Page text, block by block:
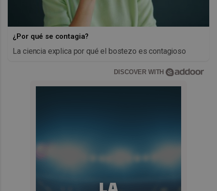
¿Por qué se contagia?
La ciencia explica por qué el bostezo es contagioso
DISCOVER WITH